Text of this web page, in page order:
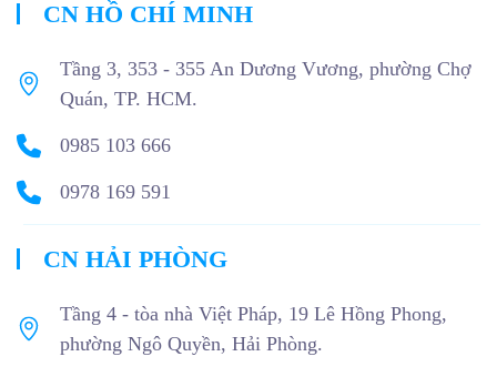
CN HỒ CHÍ MINH
Tầng 3, 353 - 355 An Dương Vương, phường Chợ
Quán, TP. HCM.
0985 103 666
0978 169 591
CN HẢI PHÒNG
Tầng 4 - tòa nhà Việt Pháp, 19 Lê Hồng Phong,
phường Ngô Quyền, Hải Phòng.